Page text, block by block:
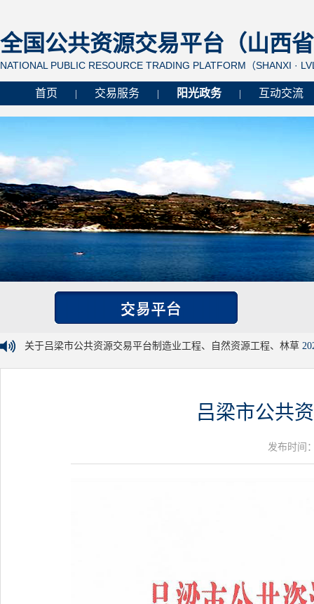
全国公共资源交易平台（山西
NATIONAL PUBLIC RESOURCE TRADING PLATFORM（SHANXI ·
首页 交易服务 阳光政务 互动交流
关于吕梁市公共资源交易平台制造业工程、自然资源工程、林草
吕梁市公共
发布时间